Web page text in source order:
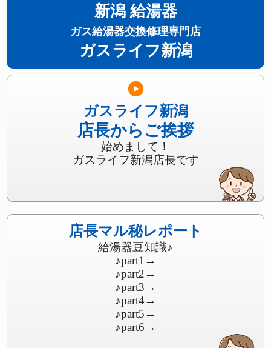
新潟 給湯器
ガス給湯器交換修理専門店
ガスライフ新潟
ガスライフ新潟
店長からご挨拶
始めまして！
ガスライフ新潟店長です
店長マル秘レポート
給湯器豆知識♪
♪part1 →
♪part2→
♪part3→
♪part4→
♪part5→
♪part6→